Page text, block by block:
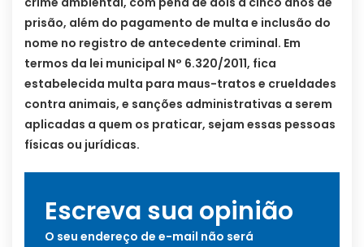
prisão, além do pagamento de multa e inclusão do
nome no registro de antecedente criminal. Em
termos da lei municipal N° 6.320/2011, fica
estabelecida multa para maus-tratos e crueldades
contra animais, e sanções administrativas a serem
aplicadas a quem os praticar, sejam essas pessoas
físicas ou jurídicas.
Escreva sua opinião
O seu endereço de e-mail não será